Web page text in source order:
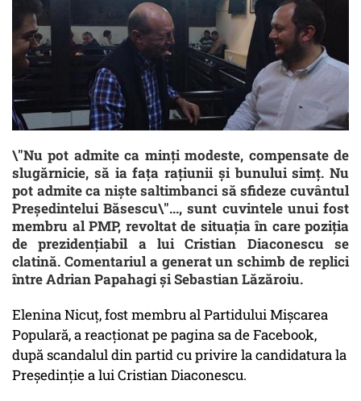
\"Nu pot admite ca minți modeste, compensate de
slugărnicie, să ia fața rațiunii și bunului simț. Nu
pot admite ca niște saltimbanci să sfideze cuvântul
Președintelui Băsescu\"..., sunt cuvintele unui fost
membru al PMP, revoltat de situația în care poziția
de prezidențiabil a lui Cristian Diaconescu se
clatină. Comentariul a generat un schimb de replici
între Adrian Papahagi și Sebastian Lăzăroiu.
Elenina Nicuț, fost membru al Partidului Mișcarea
Populară, a reacționat pe pagina sa de Facebook,
după scandalul din partid cu privire la candidatura la
Președinție a lui Cristian Diaconescu.